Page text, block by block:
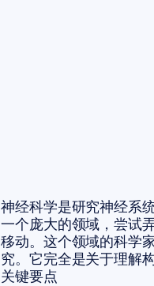
神经科学是研究神经系
一个庞大的领域，尝试
移动。这个领域的科学
究。它完全是关于理解
关键要点